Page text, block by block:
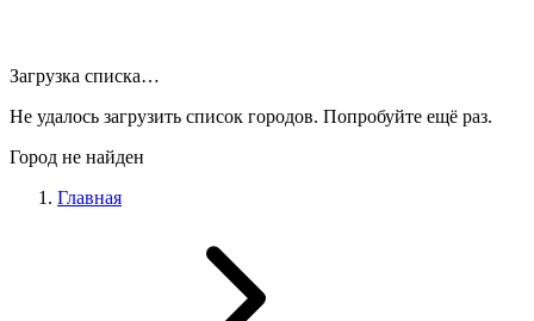
Загрузка списка…
Не удалось загрузить список городов. Попробуйте ещё раз.
Город не найден
Главная